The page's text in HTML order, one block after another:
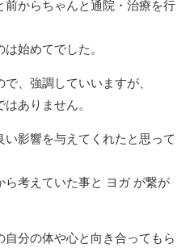
前からちゃんと通院・治療を行
始めてでした。
、強調していいますが、
ありません。
い影響を与えてくれたと思って
ら考えていた事と ヨガ が繋が
分の体や心と向き合ってもら